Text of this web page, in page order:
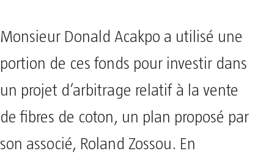
Monsieur Donald Acakpo a utilisé une
portion de ces fonds pour investir dans
un projet d’arbitrage relatif à la vente
de fibres de coton, un plan proposé par
son associé, Roland Zossou. En